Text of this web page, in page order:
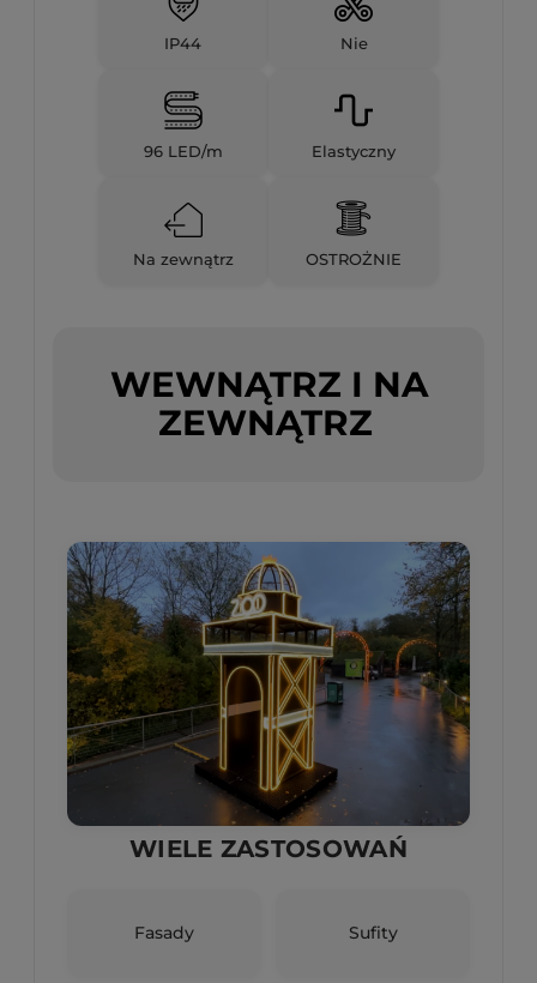
IP44 Nie
96 LED/m Elastyczny
Na zewnątrz OSTROŻNIE
WEWNĄTRZ I NA
ZEWNĄTRZ
WIELE ZASTOSOWAŃ
Fasady Sufity